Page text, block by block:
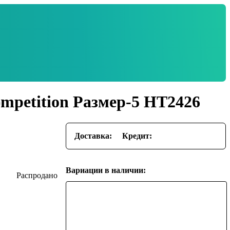
Размер-5 HT2426
Доставка: Кредит:
Вариации в наличии: